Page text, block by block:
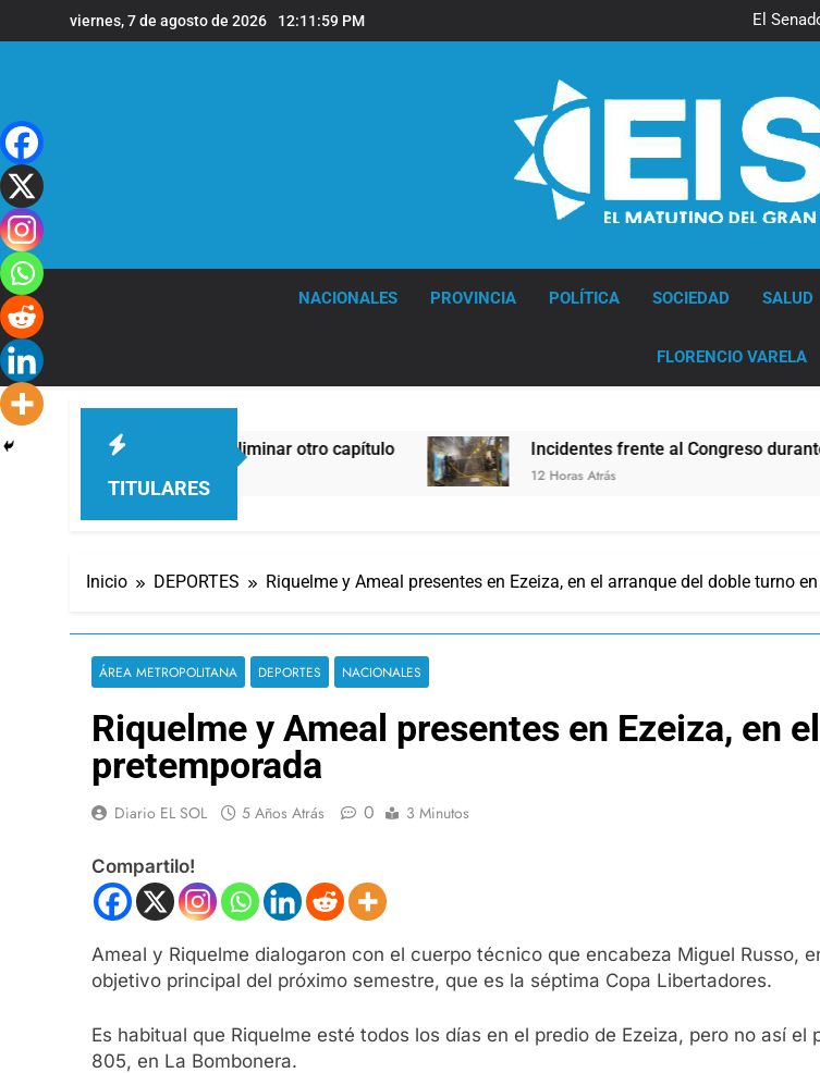
al
viernes, 7 de agosto de 2026 12:12:00 PM
El
pero el
NACIONALES PROVINCIA POLÍTICA SOCIEDAD SALUD
FLORENCIO VARELA
TITULARES
Gobierno debió eliminar otro capítulo Incidentes frente al Congreso durante la
12 Horas Atrás
Inicio DEPORTES Riquelme y Ameal presentes en Ezeiza, en el arranque del doble turno
ÁREA METROPOLITANA DEPORTES NACIONALES
Riquelme y Ameal presentes en Ezeiza, en
pretemporada
Diario EL SOL 5 Años Atrás 0 3 Minutos
Compartilo!
Ameal y Riquelme dialogaron con el cuerpo técnico que encabeza Miguel Russo,
objetivo principal del próximo semestre, que es la séptima Copa Libertadores.
Es habitual que Riquelme esté todos los días en el predio de Ezeiza, pero no así
805, en La Bombonera.